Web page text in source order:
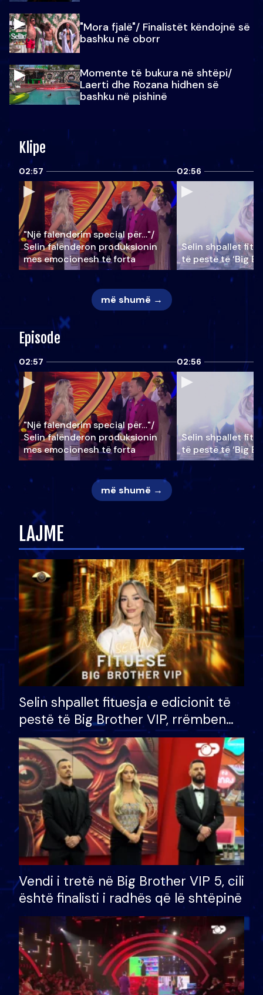
"Mora fjalë"/ Finalistët këndojnë së
bashku në oborr
Momente të bukura në shtëpi/
Laerti dhe Rozana hidhen së
bashku në pishinë
Klipe
02:57
"Një falenderim special për…"/
Selin falënderon produksionin
mes emocionesh të forta
02:56
Selin shpallet
të pestë të ‘Big
më shumë →
Episode
02:57
"Një falenderim special për…"/
Selin falënderon produksionin
mes emocionesh të forta
02:56
Selin shpallet
të pestë të ‘Big
më shumë →
LAJME
Selin shpallet fituesja e edicionit të
pestë të Big Brother VIP, rrëmben
çmimin e madh prej 100 mijë eurosh
Vendi i tretë në Big Brother VIP 5, cili
është finalisti i radhës që lë shtëpinë